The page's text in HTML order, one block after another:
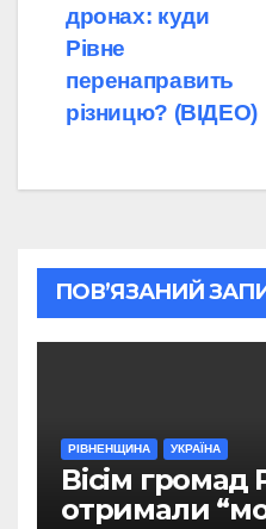
дронах: куди
Рівне
перенаправить
різницю? (ВІДЕО)
ПОВ’ЯЗАНИЙ
РІВНЕНЩИНА УКРАЇНА
Вісім
отримали